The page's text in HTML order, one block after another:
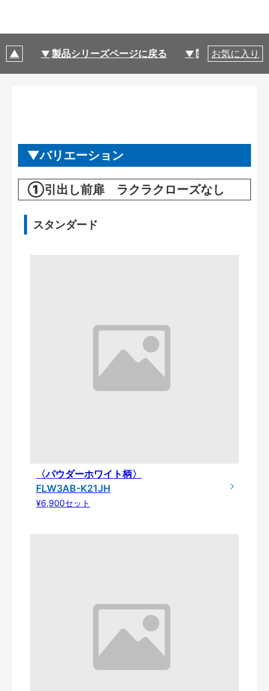
製品シリーズページに戻る 関連部材・関連
お気に入り
バリエーション
①引出し前扉 ラクラクローズなし
スタンダード
〈パウダーホワイト柄〉
FLW3AB-K21JH
¥6,900セット